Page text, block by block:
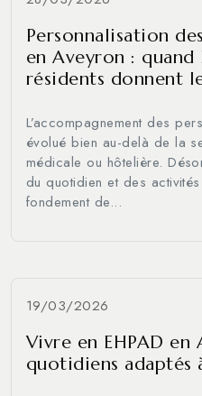
Personnalisation
en Aveyron : quand
résidents donnent
L’accompagnement des
évolué bien au-delà de la
médicale ou hôtelière.
du quotidien et des
fondement de...
19/03/2026
Vivre en EHPAD en
quotidiens adaptés